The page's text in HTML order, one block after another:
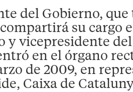
del Gobierno,
su cargo
y vicepresidente
en el órgano
de 2009, en
Caixa de